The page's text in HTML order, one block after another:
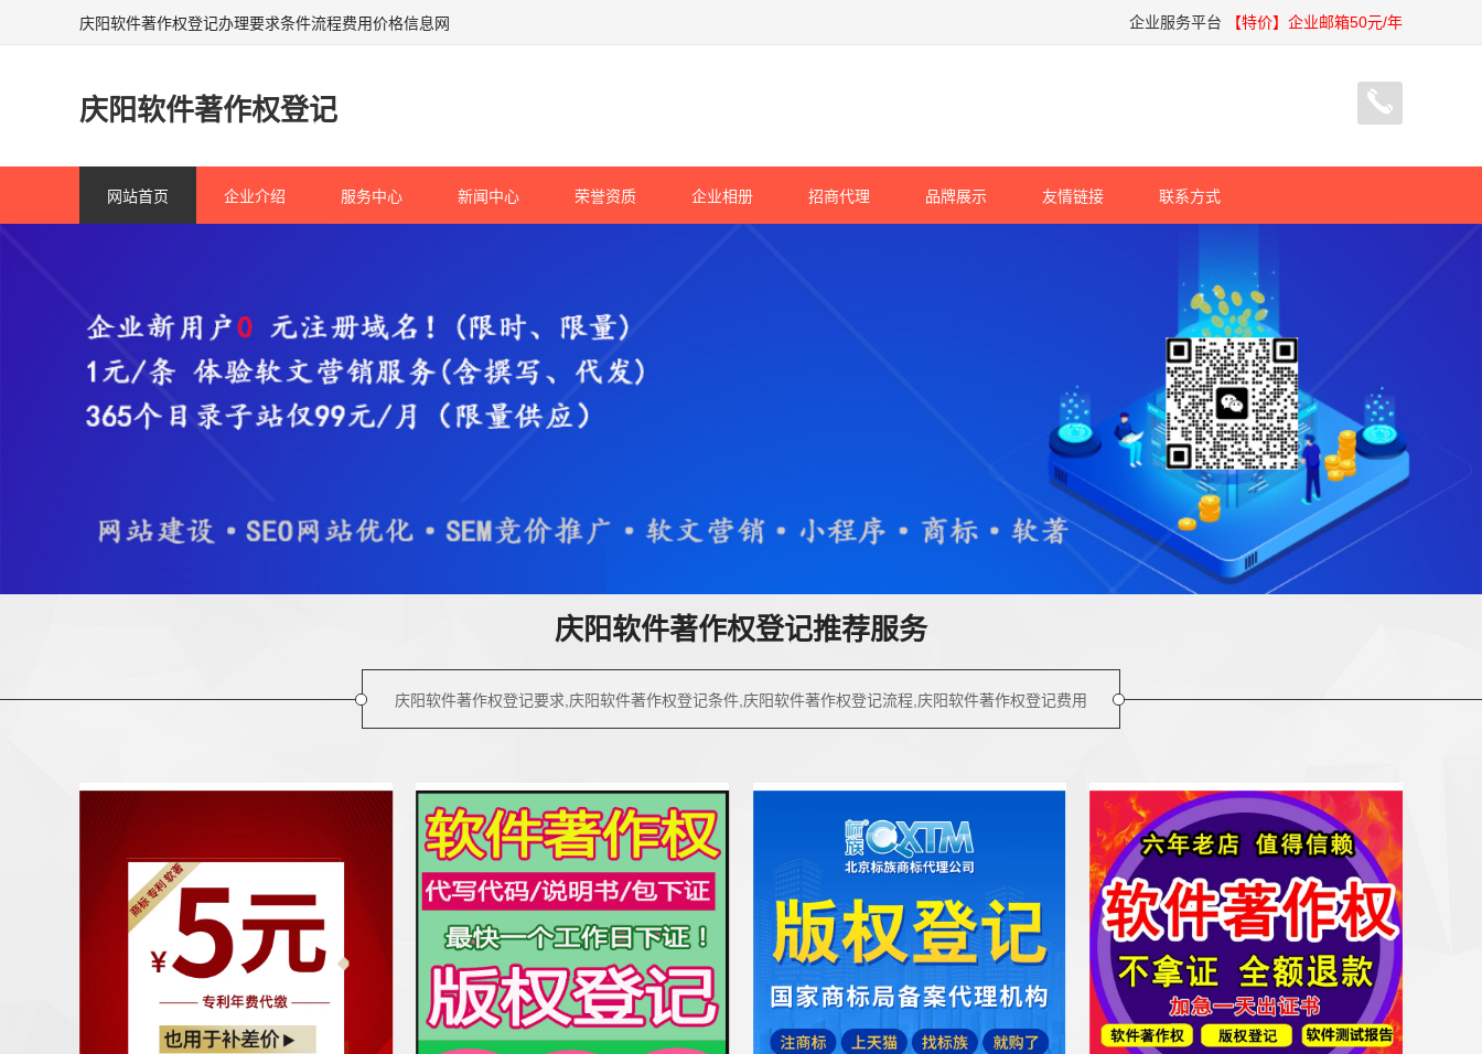
庆阳软件著作权登记办理要求条件流程费用价格信息网 企业服务平台 【特价】企业邮箱50元/年
庆阳软件著作权登记
网站首页 企业介绍 服务中心 新闻中心 荣誉资质 企业相册 招商代理 品牌展示 友情链接 联系方式
庆阳软件著作权登记推荐服务
庆阳软件著作权登记要求,庆阳软件著作权登记条件,庆阳软件著作权登记流程,庆阳软件著作权登记费用